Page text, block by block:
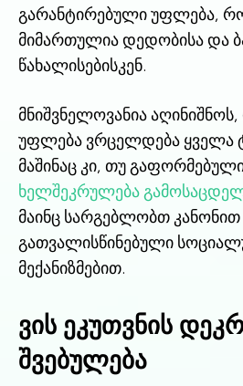
გარანტირებული უფლება,
მიმართულია დედობისა და
წახალისებისკენ.
მნიშვნელოვანია
უფლება ვრცელდება ყველა
მაშინაც კი, თუ
ხელშეკრულება
მაინც სარგებლობთ კანონით
გათვალისწინებული
მექანიზმებით.
ვის ეკუთვნის
შვებულება